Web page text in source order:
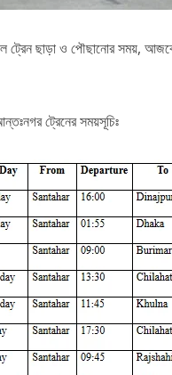
ট্রেন ছাড়া ও পৌছানোর সময়,
ট্রেনের সময়সূচিঃ